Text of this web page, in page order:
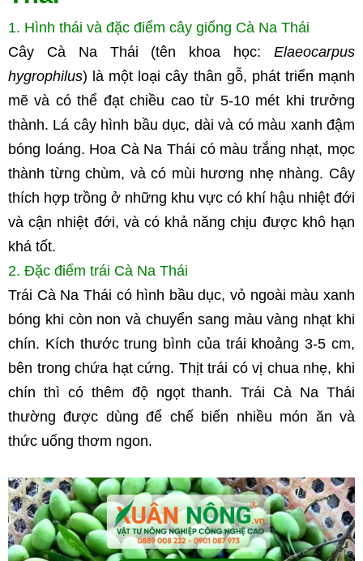
1. Hình thái và đặc điểm cây giống Cà Na Thái
Cây Cà Na Thái (tên khoa học: Elaeocarpus
hygrophilus) là một loại cây thân gỗ, phát triển mạnh
mẽ và có thể đạt chiều cao từ 5-10 mét khi trưởng
thành. Lá cây hình bầu dục, dài và có màu xanh đậm
bóng loáng. Hoa Cà Na Thái có màu trắng nhạt, mọc
thành từng chùm, và có mùi hương nhẹ nhàng. Cây
thích hợp trồng ở những khu vực có khí hậu nhiệt đới
và cận nhiệt đới, và có khả năng chịu được khô hạn
khá tốt.
2. Đặc điểm trái Cà Na Thái
Trái Cà Na Thái có hình bầu dục, vỏ ngoài màu xanh
bóng khi còn non và chuyển sang màu vàng nhạt khi
chín. Kích thước trung bình của trái khoảng 3-5 cm,
bên trong chứa hạt cứng. Thịt trái có vị chua nhẹ, khi
chín thì có thêm độ ngọt thanh. Trái Cà Na Thái
thường được dùng để chế biến nhiều món ăn và
thức uống thơm ngon.